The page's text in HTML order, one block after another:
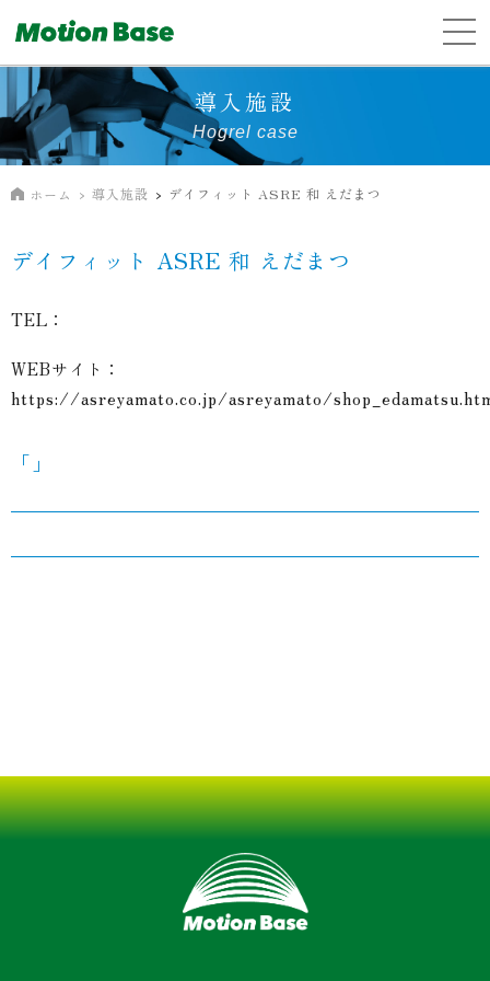
導入施設
Hogrel case
ホーム 導入施設 デイフィット ASRE 和 えだまつ
デイフィット ASRE 和 えだまつ
TEL：
WEBサイト：
https://asreyamato.co.jp/asreyamato/
「」